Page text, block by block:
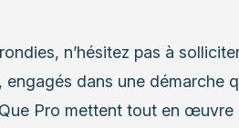
n’hésitez pas à
dans une démarche
Pro mettent tout en œuvre